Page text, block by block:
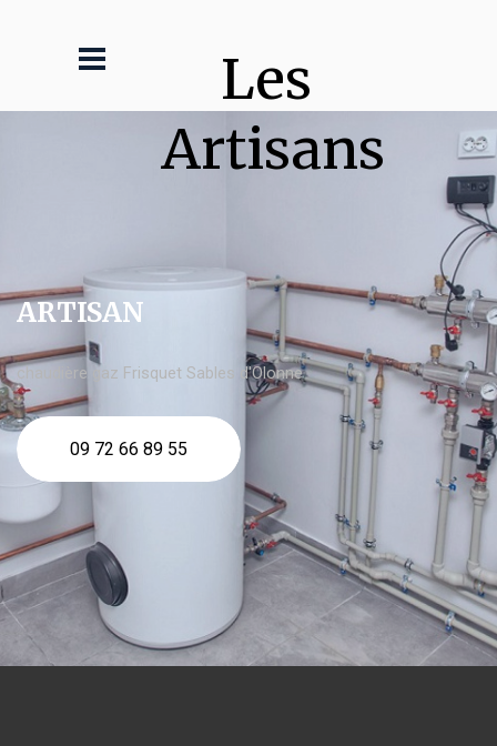
Les
Artisans
ARTISAN
chaudière gaz Frisquet Sables d'Olonne
09 72 66 89 55